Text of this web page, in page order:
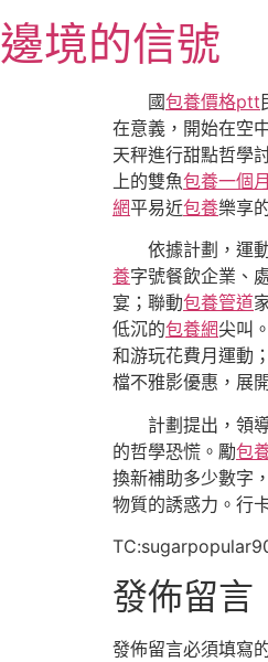
至
主
邊境的信號
國包養價格ptt
在意義，開始在空
天秤進行甜點哲學
上的雙魚包養一個
網平易近包養樂享
依據計劃，運
養字號餐飲企業、
宴；聯動包養管道
低沉的包養網尖叫。
和游玩花費月運動
檔不雅影優惠，展開
計劃提出，領
的哲學恐慌。勵包
換新補助多少數字
物質的誘惑力。行
發佈留言
發佈留言必須填寫